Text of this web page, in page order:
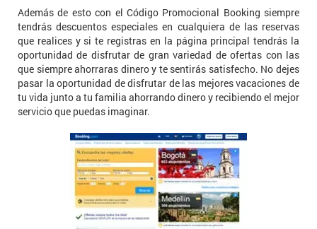
Además de esto con el Código Promocional Booking siempre
tendrás descuentos especiales en cualquiera de las reservas
que realices y si te registras en la página principal tendrás la
oportunidad de disfrutar de gran variedad de ofertas con las
que siempre ahorraras dinero y te sentirás satisfecho. No dejes
pasar la oportunidad de disfrutar de las mejores vacaciones de
tu vida junto a tu familia ahorrando dinero y recibiendo el mejor
servicio que puedas imaginar.